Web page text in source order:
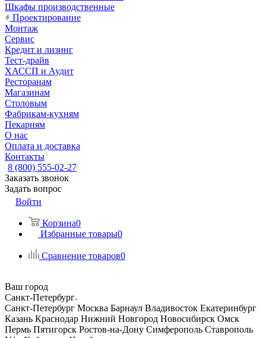
Шкафы производственные
Проектирование
Монтаж
Сервис
Кредит и лизинг
Тест-драйв
ХАССП и Аудит
Ресторанам
Магазинам
Столовым
Фабрикам-кухням
Пекарням
О нас
Оплата и доставка
Контакты
8 (800) 555-02-27
Заказать звонок
Задать вопрос
Войти
Корзина0
Избранные товары0
Сравнение товаров0
Ваш город
Санкт-Петербург
Санкт-Петербург Москва Барнаул Владивосток Екатеринбург
Казань Краснодар Нижний Новгород Новосибирск Омск
Пермь Пятигорск Ростов-на-Дону Симферополь Ставрополь